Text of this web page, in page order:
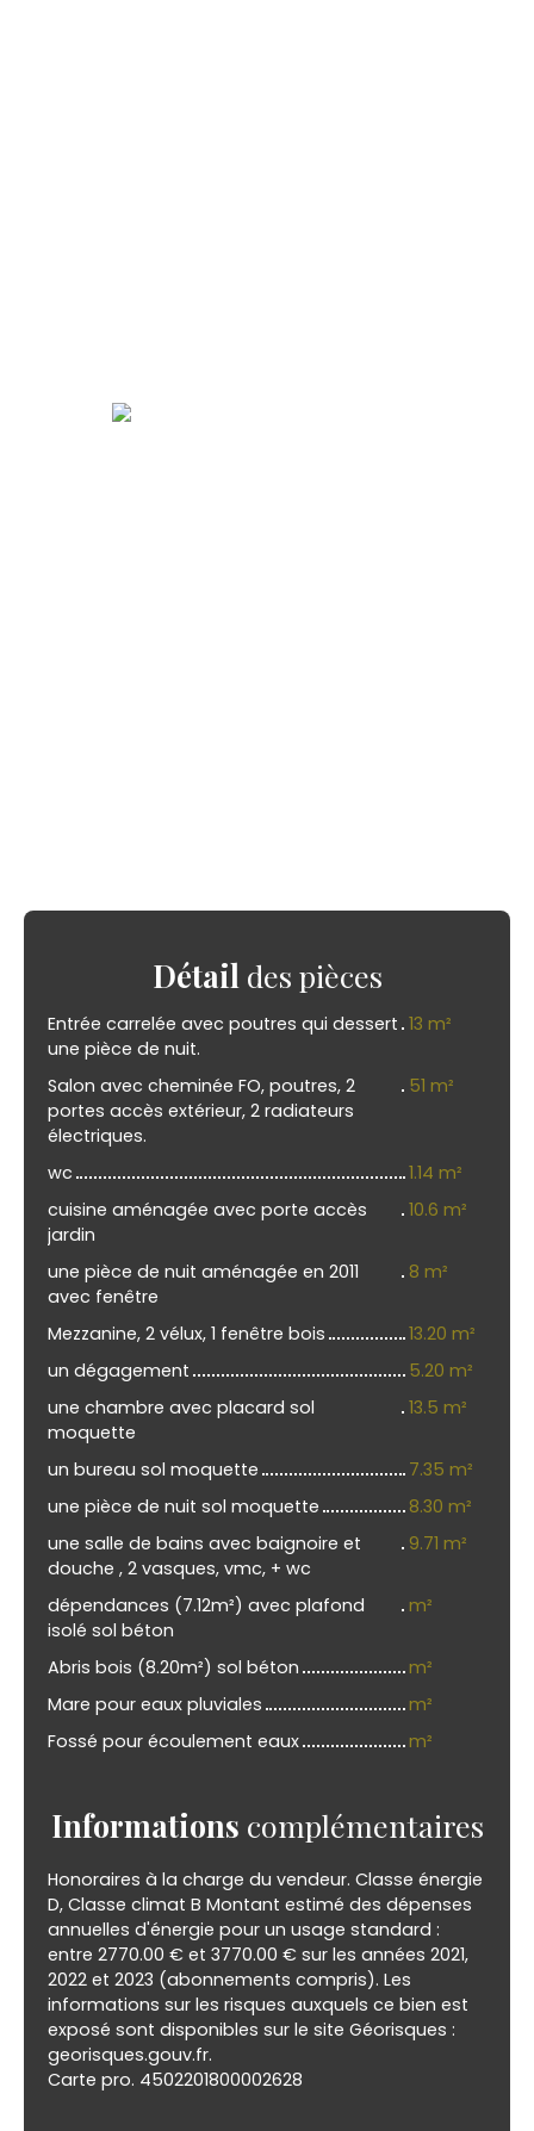
Détail des pièces
Entrée carrelée avec poutres qui dessert
une pièce de nuit.
13 m²
Salon avec cheminée FO, poutres, 2
portes accès extérieur, 2 radiateurs
électriques.
51 m²
wc
1.14 m²
cuisine aménagée avec porte accès
jardin
10.6 m²
une pièce de nuit aménagée en 2011
avec fenêtre
8 m²
Mezzanine, 2 vélux, 1 fenêtre bois
13.20 m²
un dégagement
5.20 m²
une chambre avec placard sol
moquette
13.5 m²
un bureau sol moquette
7.35 m²
une pièce de nuit sol moquette
8.30 m²
une salle de bains avec baignoire et
douche , 2 vasques, vmc, + wc
9.71 m²
dépendances (7.12m²) avec plafond
isolé sol béton
m²
Abris bois (8.20m²) sol béton
m²
Mare pour eaux pluviales
m²
Fossé pour écoulement eaux
m²
Informations complémentaires
Honoraires à la charge du vendeur. Classe énergie
D, Classe climat B Montant estimé des dépenses
annuelles d'énergie pour un usage standard :
entre 2770.00 € et 3770.00 € sur les années 2021,
2022 et 2023 (abonnements compris). Les
informations sur les risques auxquels ce bien est
exposé sont disponibles sur le site Géorisques :
georisques.gouv.fr.
Carte pro. 4502201800002628